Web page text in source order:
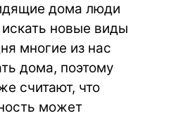
дома люди
новые виды
многие из нас
дома, поэтому
считают, что
может